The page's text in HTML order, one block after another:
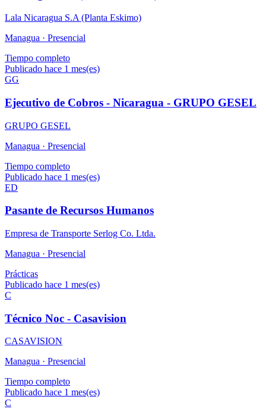
Lala Nicaragua S.A (Planta Eskimo)
Managua · Presencial
Tiempo completo
Publicado hace 1 mes(es)
GG
Ejecutivo de Cobros - Nicaragua - GRUPO GESEL
GRUPO GESEL
Managua · Presencial
Tiempo completo
Publicado hace 1 mes(es)
ED
Pasante de Recursos Humanos
Empresa de Transporte Serlog Co. Ltda.
Managua · Presencial
Prácticas
Publicado hace 1 mes(es)
C
Técnico Noc - Casavision
CASAVISION
Managua · Presencial
Tiempo completo
Publicado hace 1 mes(es)
C